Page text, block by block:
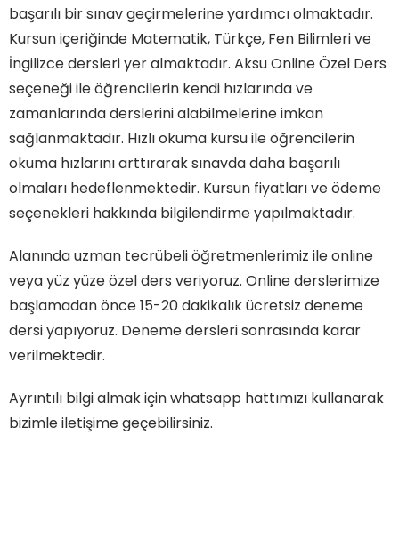
başarılı bir sınav geçirmelerine yardımcı olmaktadır.
Kursun içeriğinde Matematik, Türkçe, Fen Bilimleri ve
İngilizce dersleri yer almaktadır. Aksu Online Özel Ders
seçeneği ile öğrencilerin kendi hızlarında ve
zamanlarında derslerini alabilmelerine imkan
sağlanmaktadır. Hızlı okuma kursu ile öğrencilerin
okuma hızlarını arttırarak sınavda daha başarılı
olmaları hedeflenmektedir. Kursun fiyatları ve ödeme
seçenekleri hakkında bilgilendirme yapılmaktadır.
Alanında uzman tecrübeli öğretmenlerimiz ile online
veya yüz yüze özel ders veriyoruz. Online derslerimize
başlamadan önce 15-20 dakikalık ücretsiz deneme
dersi yapıyoruz. Deneme dersleri sonrasında karar
verilmektedir.
Ayrıntılı bilgi almak için whatsapp hattımızı kullanarak
bizimle iletişime geçebilirsiniz.